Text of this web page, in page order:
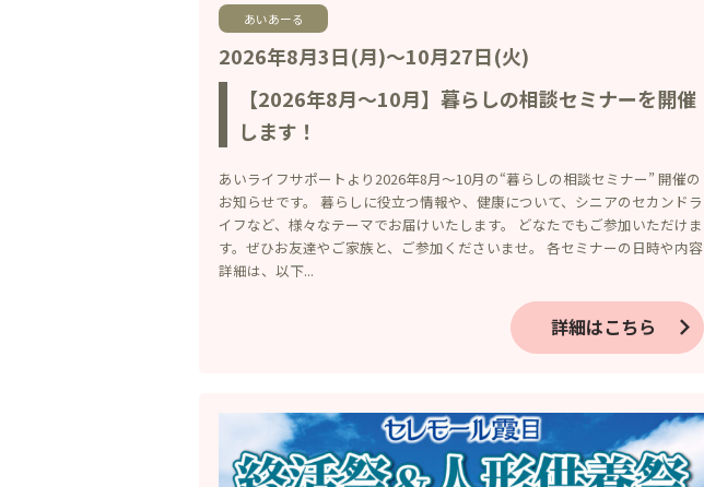
あいあーる
2026年8月3日(月)～10月27日(火)
【2026年8月～10月】暮らしの相談セミナーを開催
します！
あいライフサポートより2026年8月～10月の“暮らしの相談セミナー” 開催の
お知らせです。 暮らしに役立つ情報や、健康について、シニアのセカンドラ
イフなど、様々なテーマでお届けいたします。 どなたでもご参加いただけま
す。ぜひお友達やご家族と、ご参加くださいませ。 各セミナーの日時や内容
詳細は、以下...
詳細はこちら